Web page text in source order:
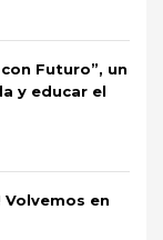
Futuro”, un
y educar el
Volvemos en